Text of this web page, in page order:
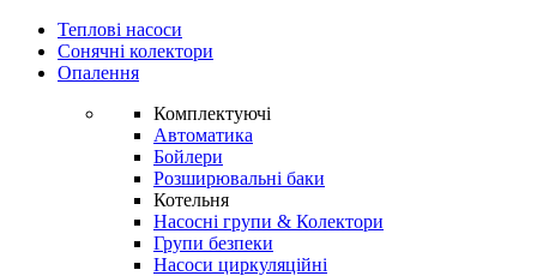
Теплові насоси
Сонячні колектори
Опалення
Комплектуючі
Автоматика
Бойлери
Розширювальні баки
Котельня
Насосні групи & Колектори
Групи безпеки
Насоси циркуляційні